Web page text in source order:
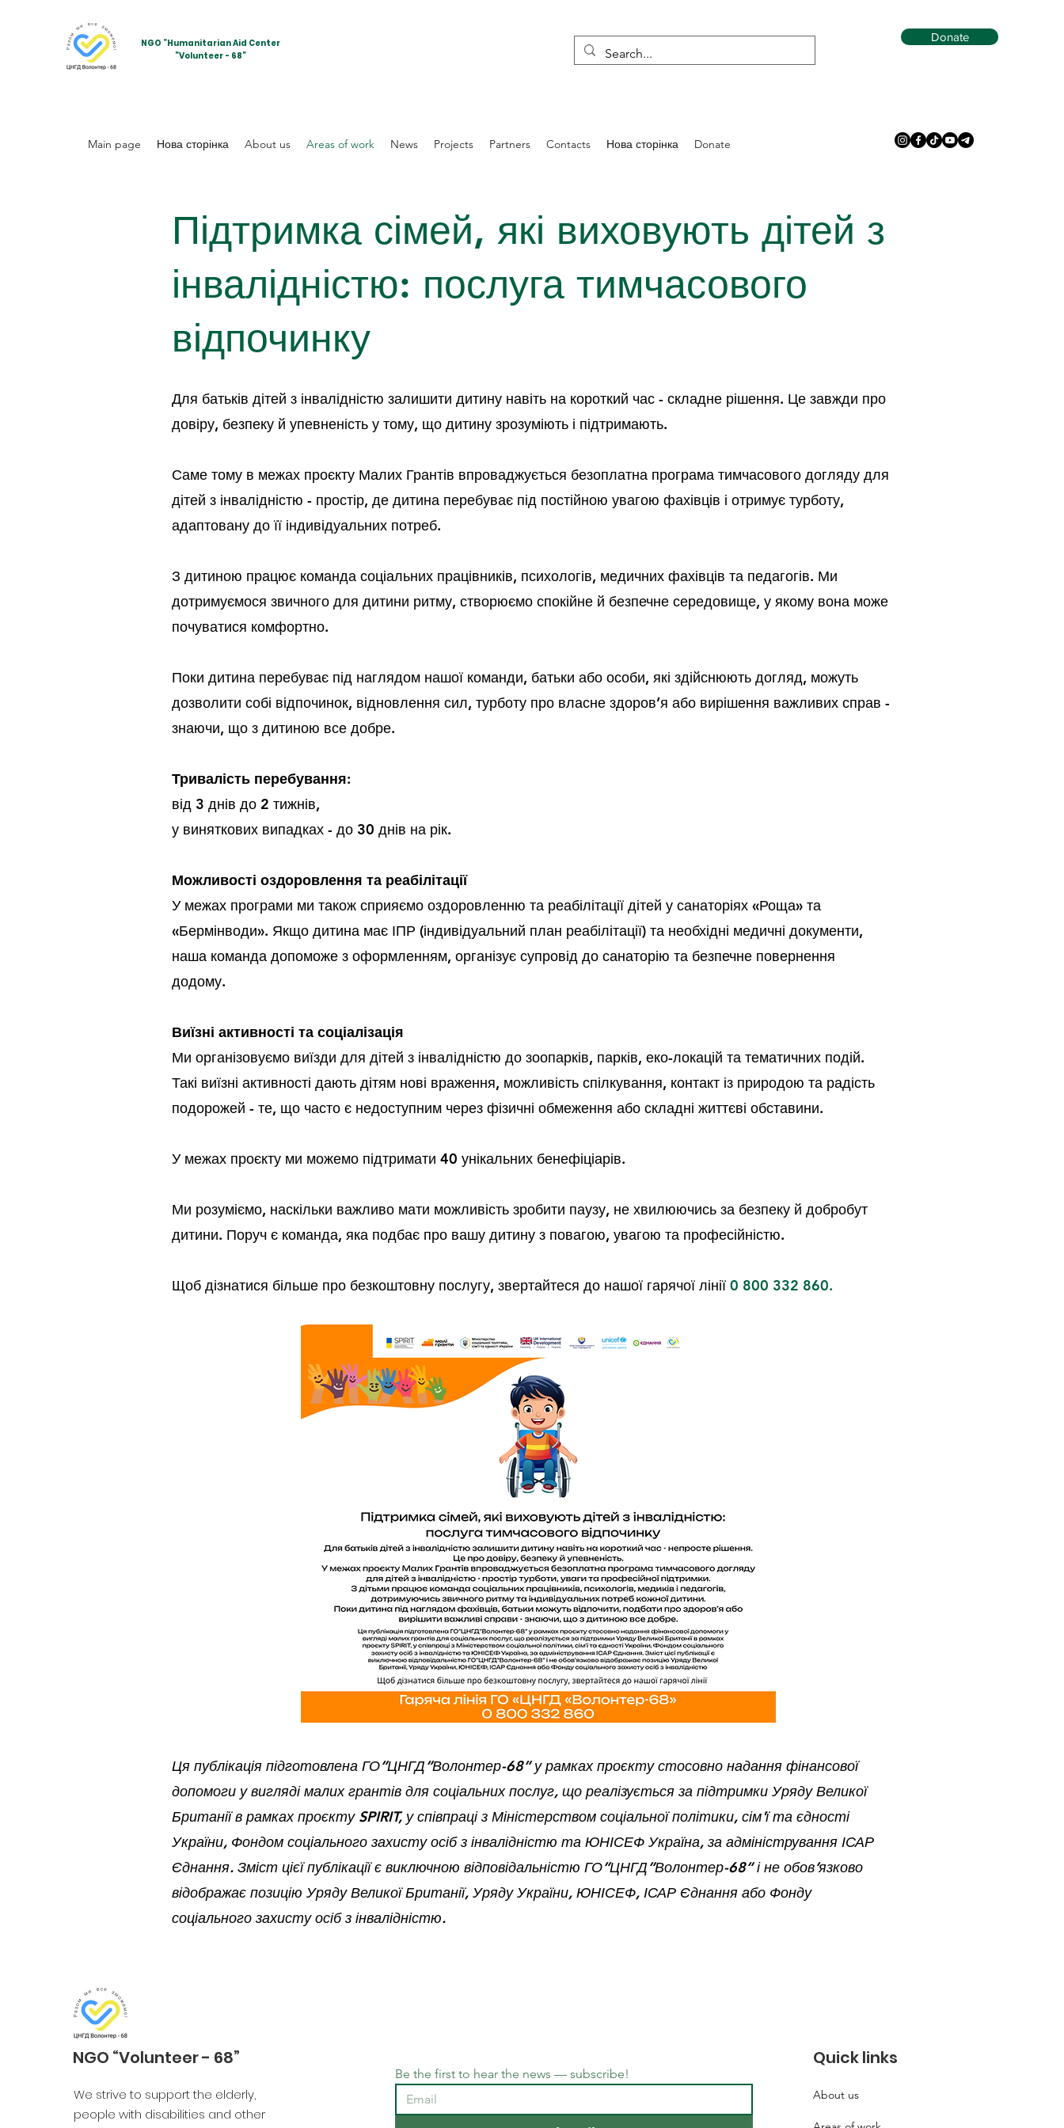
NGO “Humanitarian Aid Center
”Volunteer - 68”
Donate
Main page Нова сторінка About us Areas of work News Projects Partners Contacts Нова сторінка Donate
Підтримка сімей, які виховують дітей з
інвалідністю: послуга тимчасового
відпочинку
Для батьків дітей з інвалідністю залишити дитину навіть на короткий час - складне рішення. Це завжди про
довіру, безпеку й упевненість у тому, що дитину зрозуміють і підтримають.
Саме тому в межах проєкту Малих Грантів впроваджується безоплатна програма тимчасового догляду для
дітей з інвалідністю - простір, де дитина перебуває під постійною увагою фахівців і отримує турботу,
адаптовану до її індивідуальних потреб.
З дитиною працює команда соціальних працівників, психологів, медичних фахівців та педагогів. Ми
дотримуємося звичного для дитини ритму, створюємо спокійне й безпечне середовище, у якому вона може
почуватися комфортно.
Поки дитина перебуває під наглядом нашої команди, батьки або особи, які здійснюють догляд, можуть
дозволити собі відпочинок, відновлення сил, турботу про власне здоров’я або вирішення важливих справ -
знаючи, що з дитиною все добре.
Тривалість перебування:
від 3 днів до 2 тижнів,
у виняткових випадках - до 30 днів на рік.
Можливості оздоровлення та реабілітації
У межах програми ми також сприяємо оздоровленню та реабілітації дітей у санаторіях «Роща» та
«Бермінводи». Якщо дитина має ІПР (індивідуальний план реабілітації) та необхідні медичні документи,
наша команда допоможе з оформленням, організує супровід до санаторію та безпечне повернення
додому.
Виїзні активності та соціалізація
Ми організовуємо виїзди для дітей з інвалідністю до зоопарків, парків, еко-локацій та тематичних подій.
Такі виїзні активності дають дітям нові враження, можливість спілкування, контакт із природою та радість
подорожей - те, що часто є недоступним через фізичні обмеження або складні життєві обставини.
У межах проєкту ми можемо підтримати 40 унікальних бенефіціарів.
Ми розуміємо, наскільки важливо мати можливість зробити паузу, не хвилюючись за безпеку й добробут
дитини. Поруч є команда, яка подбає про вашу дитину з повагою, увагою та професійністю.
Щоб дізнатися більше про безкоштовну послугу, звертайтеся до нашої гарячої лінії 0 800 332 860.
Ця публікація підготовлена ГО”ЦНГД”Волонтер-68” у рамках проєкту стосовно надання фінансової
допомоги у вигляді малих грантів для соціальних послуг, що реалізується за підтримки Уряду Великої
Британії в рамках проєкту SPIRIT, у співпраці з Міністерством соціальної політики, сім'ї та єдності
України, Фондом соціального захисту осіб з інвалідністю та ЮНІСЕФ Україна, за адміністрування ІСАР
Єднання. Зміст цієї публікації є виключною відповідальністю ГО”ЦНГД”Волонтер-68” і не обов’язково
відображає позицію Уряду Великої Британії, Уряду України, ЮНІСЕФ, ІСАР Єднання або Фонду
соціального захисту осіб з інвалідністю.
NGO “Volunteer - 68”
We strive to support the elderly,
people with disabilities and other
Be the first to hear the news — subscribe!
Quick links
About us